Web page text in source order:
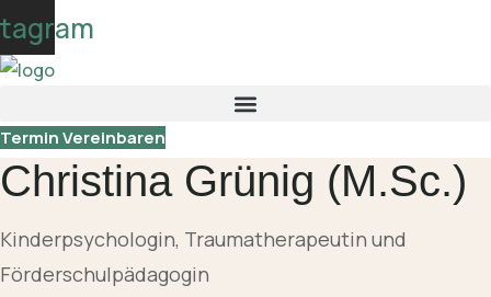
Skip
to
content
Termin Vereinbaren
Christina Grünig (M.Sc.)
Kinderpsychologin, Traumatherapeutin und
Förderschulpädagogin